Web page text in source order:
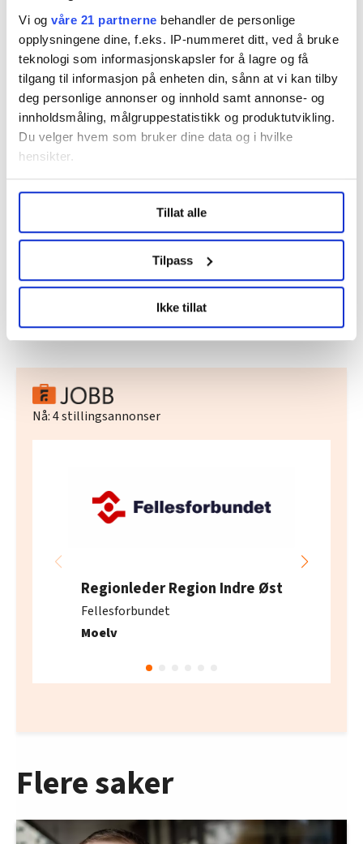
Vi og våre 21 partnerne behandler de personlige
opplysningene dine, f.eks. IP-nummeret ditt, ved å bruke
teknologi som informasjonskapsler for å lagre og få
tilgang til informasjon på enheten din, sånn at vi kan tilby
deg personlige annonser og innhold samt annonse- og
innholdsmåling, målgruppestatistikk og produktutvikling.
Du velger hvem som bruker dine data og i hvilke
hensikter.
Undermer infokan du lese om hvordan dine personlige
data behandles og hvordan du kan velge hvordan de skal
brukes. Du kan hele tiden endre eller trekke tilbake ditt
samtykke fra erklæringen om informasjonskapsler.
LO Medias publikasjoner frifagbevegelse.no, hk-nytt.no
og fontene.no bruker informasjonskapsler (cookies) for å
lære hvordan våre nettsider blir brukt slik at vi tilby
statistikk.
Vi deler bare informasjon om hvordan du bruker
nettstedet med LO Medias egne samarbeidspartnere
Tillat alle
Tilpass
Ikke tillat
Tilskuddsordningen
• Tilskudd til sysselsetting av arbeidstakere til
sjøs skal sikre norsk maritim kompe­tanse og
rekruttering av norske sjøfolk, samt sikre
rederiene konkurransedyktige rammevilkår.
• Ordningen er et statlig virkemiddel som
refunderer innbetalt skatt, trygdeavgift og
Sjøfolk
EU
Nå:4stillingsannonser
Regionleder Region Indre Øst
Fellesforbundet
Moelv
Flere saker